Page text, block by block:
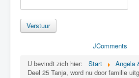
Verstuur
JComments
U bevindt zich hier:
Start
Angela
Deel 25 Tanja, word nu door familie